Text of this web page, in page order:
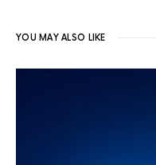
YOU MAY ALSO LIKE